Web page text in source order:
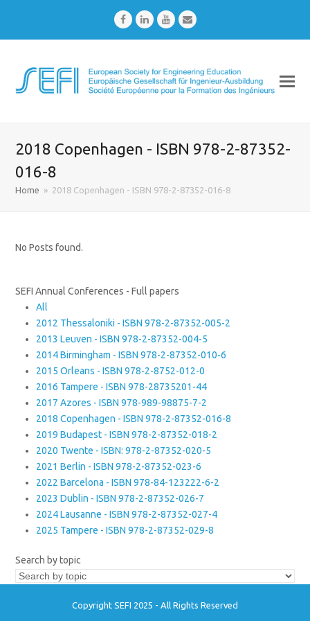
FacebookLinkedInYoutubeEmail
2018 Copenhagen - ISBN 978-2-87352-
016-8
Home » 2018 Copenhagen - ISBN 978-2-87352-016-8
No Posts found.
SEFI Annual Conferences - Full papers
All
2012 Thessaloniki - ISBN 978-2-87352-005-2
2013 Leuven - ISBN 978-2-87352-004-5
2014 Birmingham - ISBN 978-2-87352-010-6
2015 Orleans - ISBN 978-2-8752-012-0
2016 Tampere - ISBN 978-28735201-44
2017 Azores - ISBN 978-989-98875-7-2
2018 Copenhagen - ISBN 978-2-87352-016-8
2019 Budapest - ISBN 978-2-87352-018-2
2020 Twente - ISBN: 978-2-87352-020-5
2021 Berlin - ISBN 978-2-87352-023-6
2022 Barcelona - ISBN 978-84-123222-6-2
2023 Dublin - ISBN 978-2-87352-026-7
2024 Lausanne - ISBN 978-2-87352-027-4
2025 Tampere - ISBN 978-2-87352-029-8
Search by topic
Copyright SEFI 2025 - All Rights Reserved